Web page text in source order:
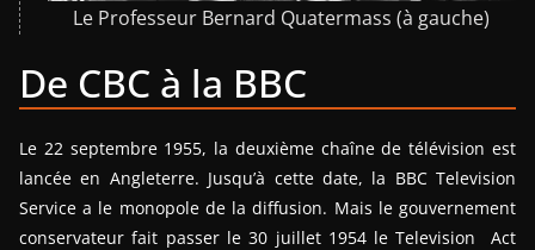
Le Professeur Bernard Quatermass (à gauche)
De CBC à la BBC
Le 22 septembre 1955, la deuxième chaîne de télévision est
lancée en Angleterre. Jusqu’à cette date, la BBC Television
Service a le monopole de la diffusion. Mais le gouvernement
conservateur fait passer le 30 juillet 1954 le Television Act